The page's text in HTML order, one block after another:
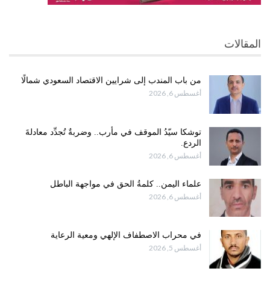
المقالات
من باب المندب إلى شرايين الاقتصاد السعودي شمالًا
أغسطس 6, 2026
توشكا سيّدُ الموقف في مأرب.. وضربةٌ تُجدِّد معادلةَ
الردع.
أغسطس 6, 2026
علماء اليمن.. كلمةُ الحق في مواجهة الباطل
أغسطس 6, 2026
في محراب الاصطفاف الإلهي ومعية الرعاية
أغسطس 5, 2026